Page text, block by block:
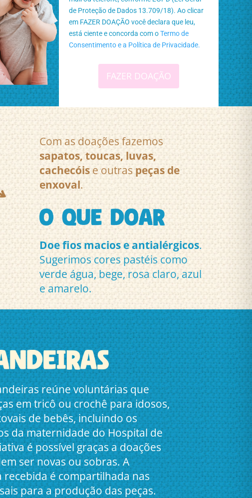
de Proteção de Dados 13.709/18). Ao clicar
em FAZER DOAÇÃO você declara que leu,
está ciente e concorda com oTermo de
Consentimento e a Política de Privacidade.
FAZER DOAÇÃO
Com as doações fazemos
sapatos, toucas, luvas,
cachecóise outraspeças de
enxoval.
Doe fios macios e antialérgicos.
Sugerimos cores pastéis como
verde água, bege, rosa claro, azul
e amarelo.
reúne voluntárias que
em tricô ou crochê para idosos,
de bebês, incluindo os
da maternidade do Hospital de
é possível graças a doações
ser novas ou sobras. A
é compartilhada nas
para a produção das peças.